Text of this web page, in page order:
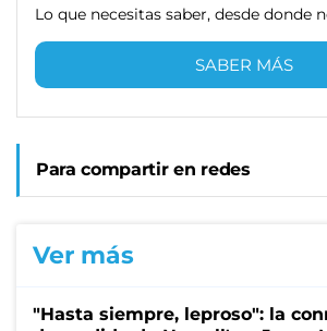
Lo que necesitas saber, desde donde
SABER MÁS
Para compartir en redes
Ver más
"Hasta siempre, leproso": la